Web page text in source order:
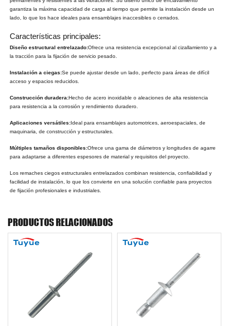
garantiza la máxima capacidad de carga al tiempo que permite la instalación desde un
lado, lo que los hace ideales para ensamblajes inaccesibles o cerrados.
Características principales:
Diseño estructural entrelazado:Ofrece una resistencia excepcional al cizallamiento y a
la tracción para la fijación de servicio pesado.
Instalación a ciegas:Se puede ajustar desde un lado, perfecto para áreas de difícil
acceso y espacios reducidos.
Construcción duradera:Hecho de acero inoxidable o aleaciones de alta resistencia
para resistencia a la corrosión y rendimiento duradero.
Aplicaciones versátiles:Ideal para ensamblajes automotrices, aeroespaciales, de
maquinaria, de construcción y estructurales.
Múltiples tamaños disponibles:Ofrece una gama de diámetros y longitudes de agarre
para adaptarse a diferentes espesores de material y requisitos del proyecto.
Los remaches ciegos estructurales entrelazados combinan resistencia, confiabilidad y
facilidad de instalación, lo que los convierte en una solución confiable para proyectos
de fijación profesionales e industriales.
PRODUCTOS RELACIONADOS